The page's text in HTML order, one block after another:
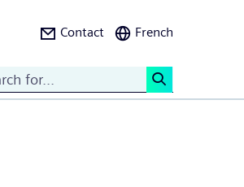
Contact French